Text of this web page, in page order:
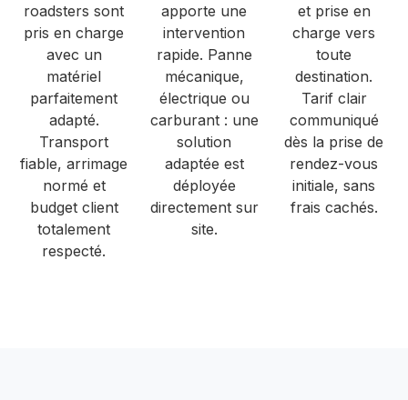
roadsters sont
pris en charge
avec un
matériel
parfaitement
adapté.
Transport
fiable, arrimage
normé et
budget client
totalement
respecté.
apporte une
intervention
rapide. Panne
mécanique,
électrique ou
carburant : une
solution
adaptée est
déployée
directement sur
site.
et prise en
charge vers
toute
destination.
Tarif clair
communiqué
dès la prise de
rendez-vous
initiale, sans
frais cachés.